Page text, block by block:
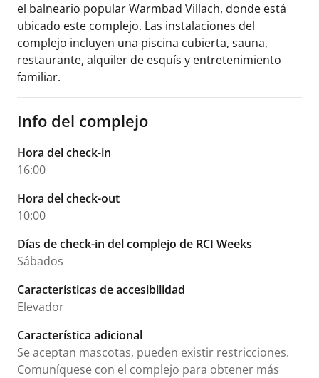
el balneario popular Warmbad Villach, donde está
ubicado este complejo. Las instalaciones del
complejo incluyen una piscina cubierta, sauna,
restaurante, alquiler de esquís y entretenimiento
familiar.
Info del complejo
Hora del check-in
16:00
Hora del check-out
10:00
Días de check-in del complejo de RCI Weeks
Sábados
Características de accesibilidad
Elevador
Característica adicional
Se aceptan mascotas, pueden existir restricciones.
Comuníquese con el complejo para obtener más